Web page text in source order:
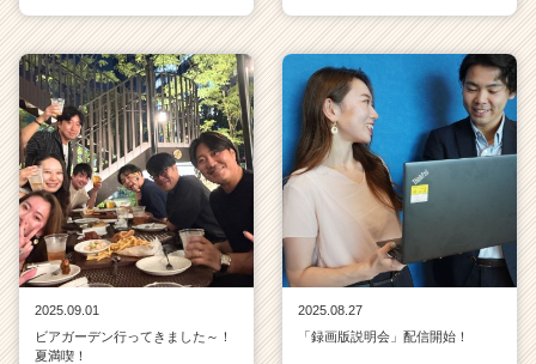
2025.09.01
ビアガーデン行ってきました～！
夏満喫！
2025.08.27
「録画版説明会」配信開始！